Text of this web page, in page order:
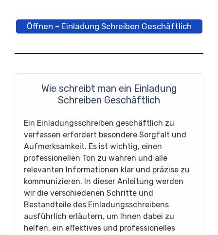
Öffnen – Einladung Schreiben Geschäftlich
Wie schreibt man ein Einladung
Schreiben Geschäftlich
Ein Einladungsschreiben geschäftlich zu
verfassen erfordert besondere Sorgfalt und
Aufmerksamkeit. Es ist wichtig, einen
professionellen Ton zu wahren und alle
relevanten Informationen klar und präzise zu
kommunizieren. In dieser Anleitung werden
wir die verschiedenen Schritte und
Bestandteile des Einladungsschreibens
ausführlich erläutern, um Ihnen dabei zu
helfen, ein effektives und professionelles